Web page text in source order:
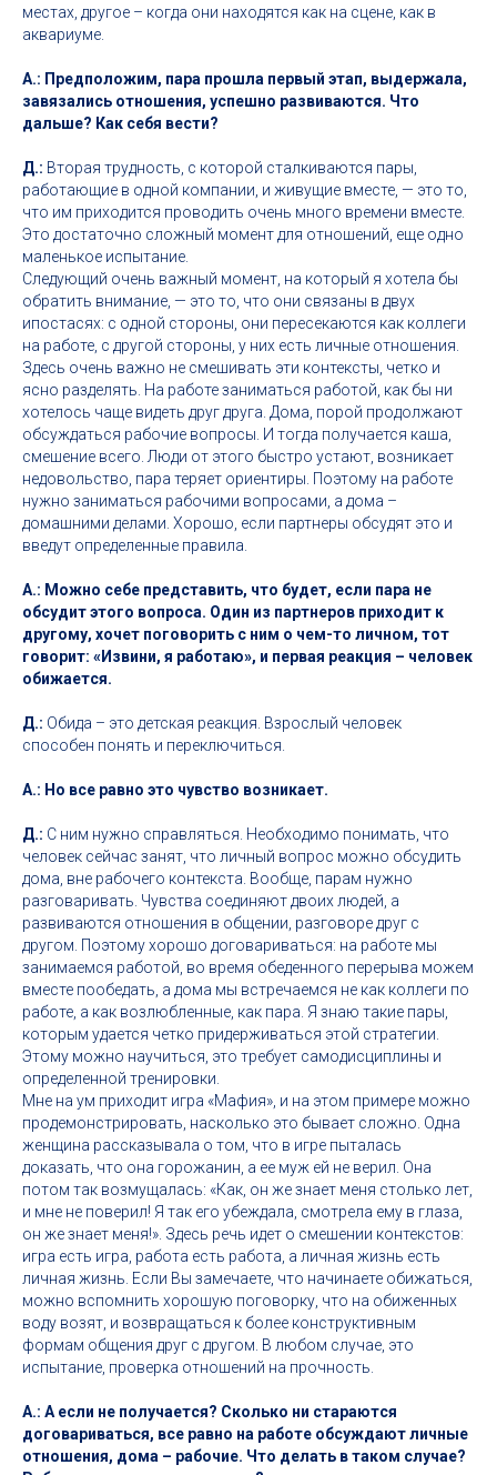
местах, другое – когда они находятся как на сцене, как в
аквариуме.
А.: Предположим, пара прошла первый этап, выдержала,
завязались отношения, успешно развиваются. Что
дальше? Как себя вести?
Д.: Вторая трудность, с которой сталкиваются пары,
работающие в одной компании, и живущие вместе, — это то,
что им приходится проводить очень много времени вместе.
Это достаточно сложный момент для отношений, еще одно
маленькое испытание.
Следующий очень важный момент, на который я хотела бы
обратить внимание, — это то, что они связаны в двух
ипостасях: с одной стороны, они пересекаются как коллеги
на работе, с другой стороны, у них есть личные отношения.
Здесь очень важно не смешивать эти контексты, четко и
ясно разделять. На работе заниматься работой, как бы ни
хотелось чаще видеть друг друга. Дома, порой продолжают
обсуждаться рабочие вопросы. И тогда получается каша,
смешение всего. Люди от этого быстро устают, возникает
недовольство, пара теряет ориентиры. Поэтому на работе
нужно заниматься рабочими вопросами, а дома –
домашними делами. Хорошо, если партнеры обсудят это и
введут определенные правила.
А.: Можно себе представить, что будет, если пара не
обсудит этого вопроса. Один из партнеров приходит к
другому, хочет поговорить с ним о чем-то личном, тот
говорит: «Извини, я работаю», и первая реакция – человек
обижается.
Д.: Обида – это детская реакция. Взрослый человек
способен понять и переключиться.
А.: Но все равно это чувство возникает.
Д.: С ним нужно справляться. Необходимо понимать, что
человек сейчас занят, что личный вопрос можно обсудить
дома, вне рабочего контекста. Вообще, парам нужно
разговаривать. Чувства соединяют двоих людей, а
развиваются отношения в общении, разговоре друг с
другом. Поэтому хорошо договариваться: на работе мы
занимаемся работой, во время обеденного перерыва можем
вместе пообедать, а дома мы встречаемся не как коллеги по
работе, а как возлюбленные, как пара. Я знаю такие пары,
которым удается четко придерживаться этой стратегии.
Этому можно научиться, это требует самодисциплины и
определенной тренировки.
Мне на ум приходит игра «Мафия», и на этом примере можно
продемонстрировать, насколько это бывает сложно. Одна
женщина рассказывала о том, что в игре пыталась
доказать, что она горожанин, а ее муж ей не верил. Она
потом так возмущалась: «Как, он же знает меня столько лет,
и мне не поверил! Я так его убеждала, смотрела ему в глаза,
он же знает меня!». Здесь речь идет о смешении контекстов:
игра есть игра, работа есть работа, а личная жизнь есть
личная жизнь. Если Вы замечаете, что начинаете обижаться,
можно вспомнить хорошую поговорку, что на обиженных
воду возят, и возвращаться к более конструктивным
формам общения друг с другом. В любом случае, это
испытание, проверка отношений на прочность.
А.: А если не получается? Сколько ни стараются
договариваться, все равно на работе обсуждают личные
отношения, дома – рабочие. Что делать в таком случае?